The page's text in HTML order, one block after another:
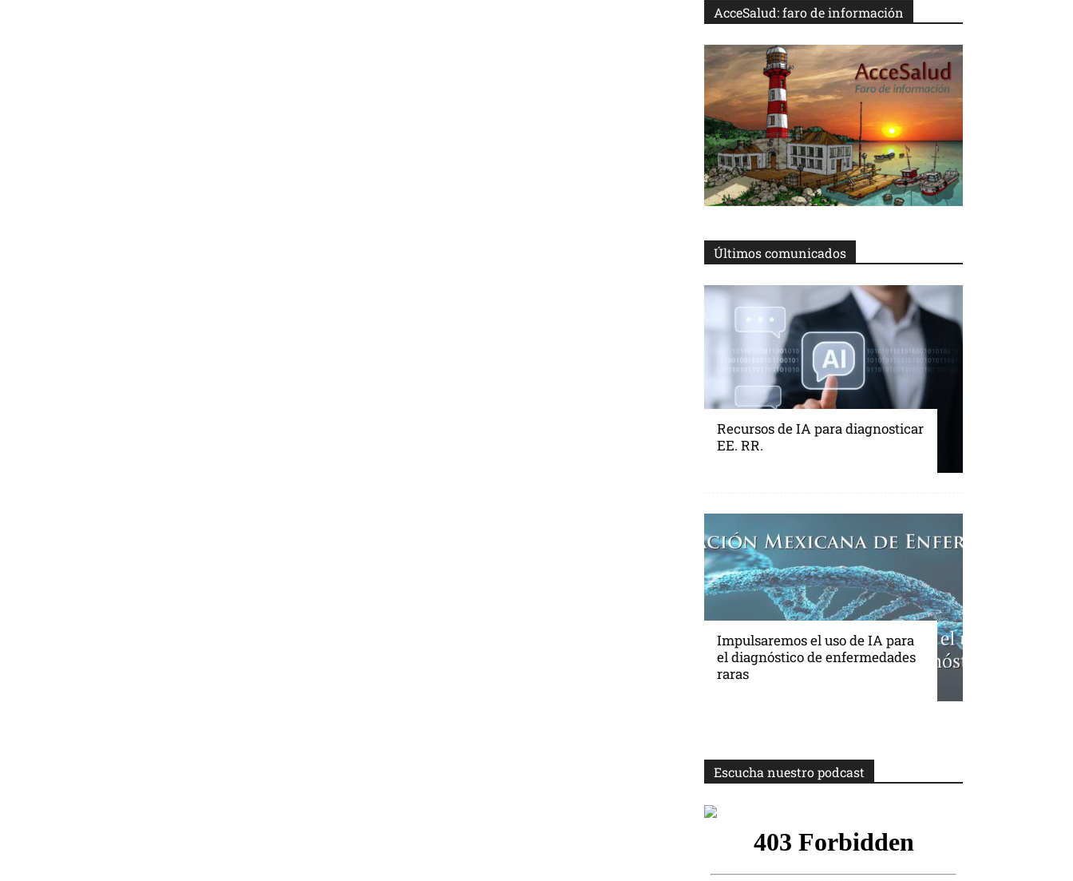
AcceSalud: faro de información
Últimos comunicados
Recursos de IA para diagnosticar
EE. RR.
Impulsaremos el uso de IA para
el diagnóstico de enfermedades
raras
Escucha nuestro podcast